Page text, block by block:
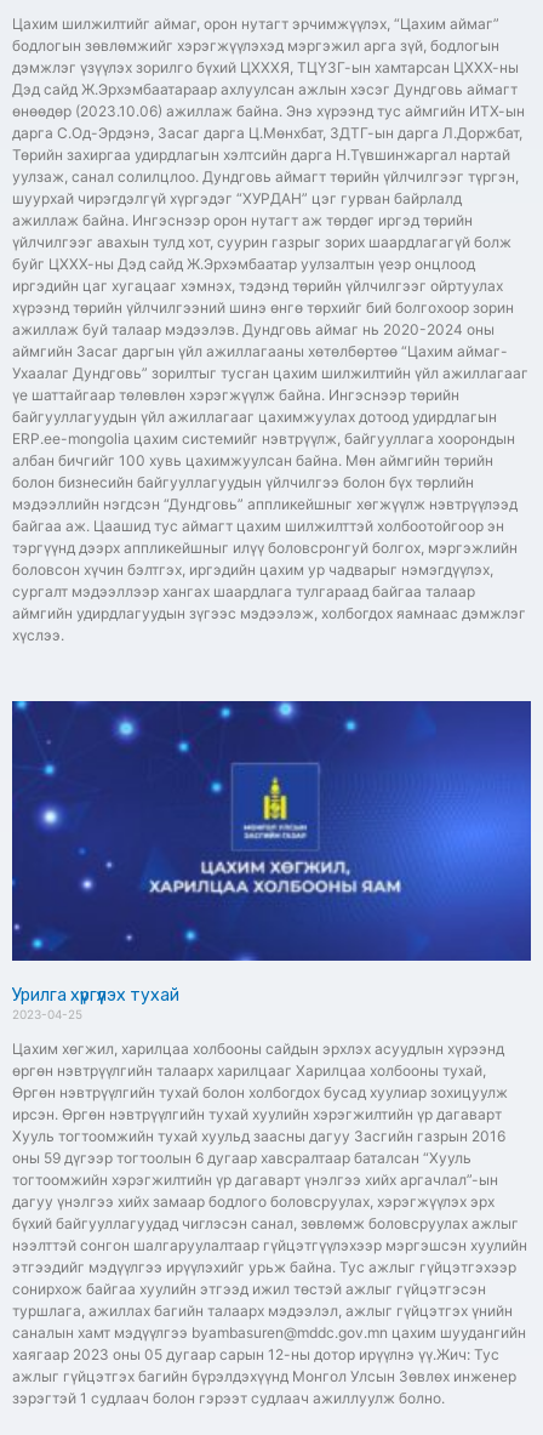
Цахим шилжилтийг аймаг, орон нутагт эрчимжүүлэх, “Цахим аймаг”
бодлогын зөвлөмжийг хэрэгжүүлэхэд мэргэжил арга зүй, бодлогын
дэмжлэг үзүүлэх зорилго бүхий ЦХХХЯ, ТЦҮЗГ-ын хамтарсан ЦХХХ-ны
Дэд сайд Ж.Эрхэмбаатараар ахлуулсан ажлын хэсэг Дундговь аймагт
өнөөдөр (2023.10.06) ажиллаж байна. Энэ хүрээнд тус аймгийн ИТХ-ын
дарга С.Од-Эрдэнэ, Засаг дарга Ц.Мөнхбат, ЗДТГ-ын дарга Л.Доржбат,
Төрийн захиргаа удирдлагын хэлтсийн дарга Н.Түвшинжаргал нартай
уулзаж, санал солилцлоо. Дундговь аймагт төрийн үйлчилгээг түргэн,
шуурхай чирэгдэлгүй хүргэдэг “ХУРДАН” цэг гурван байрлалд
ажиллаж байна. Ингэснээр орон нутагт аж төрдөг иргэд төрийн
үйлчилгээг авахын тулд хот, суурин газрыг зорих шаардлагагүй болж
буйг ЦХХХ-ны Дэд сайд Ж.Эрхэмбаатар уулзалтын үеэр онцлоод
иргэдийн цаг хугацааг хэмнэх, тэдэнд төрийн үйлчилгээг ойртуулах
хүрээнд төрийн үйлчилгээний шинэ өнгө төрхийг бий болгохоор зорин
ажиллаж буй талаар мэдээлэв. Дундговь аймаг нь 2020-2024 оны
аймгийн Засаг даргын үйл ажиллагааны хөтөлбөртөө “Цахим аймаг-
Ухаалаг Дундговь” зорилтыг тусган цахим шилжилтийн үйл ажиллагааг
үе шаттайгаар төлөвлөн хэрэгжүүлж байна. Ингэснээр төрийн
байгууллагуудын үйл ажиллагааг цахимжуулах дотоод удирдлагын
ERP.ee-mongolia цахим системийг нэвтрүүлж, байгууллага хоорондын
албан бичгийг 100 хувь цахимжуулсан байна. Мөн аймгийн төрийн
болон бизнесийн байгууллагуудын үйлчилгээ болон бүх төрлийн
мэдээллийн нэгдсэн “Дундговь” аппликейшныг хөгжүүлж нэвтрүүлээд
байгаа аж. Цаашид тус аймагт цахим шилжилттэй холбоотойгоор эн
тэргүүнд дээрх аппликейшныг илүү боловсронгуй болгох, мэргэжлийн
боловсон хүчин бэлтгэх, иргэдийн цахим ур чадварыг нэмэгдүүлэх,
сургалт мэдээллээр хангах шаардлага тулгараад байгаа талаар
аймгийн удирдлагуудын зүгээс мэдээлэж, холбогдох яамнаас дэмжлэг
хүслээ.
Урилга хүргүүлэх тухай
2023-04-25
Цахим хөгжил, харилцаа холбооны сайдын эрхлэх асуудлын хүрээнд
өргөн нэвтрүүлгийн талаарх харилцааг Харилцаа холбооны тухай,
Өргөн нэвтрүүлгийн тухай болон холбогдох бусад хуулиар зохицуулж
ирсэн. Өргөн нэвтрүүлгийн тухай хуулийн хэрэгжилтийн үр дагаварт
Хууль тогтоомжийн тухай хуульд заасны дагуу Засгийн газрын 2016
оны 59 дүгээр тогтоолын 6 дугаар хавсралтаар баталсан “Хууль
тогтоомжийн хэрэгжилтийн үр дагаварт үнэлгээ хийх аргачлал”-ын
дагуу үнэлгээ хийх замаар бодлого боловсруулах, хэрэгжүүлэх эрх
бүхий байгууллагуудад чиглэсэн санал, зөвлөмж боловсруулах ажлыг
нээлттэй сонгон шалгаруулалтаар гүйцэтгүүлэхээр мэргэшсэн хуулийн
этгээдийг мэдүүлгээ ирүүлэхийг урьж байна. Тус ажлыг гүйцэтгэхээр
сонирхож байгаа хуулийн этгээд ижил төстэй ажлыг гүйцэтгэсэн
туршлага, ажиллах багийн талаарх мэдээлэл, ажлыг гүйцэтгэх үнийн
саналын хамт мэдүүлгээ byambasuren@mddc.gov.mn цахим шуудангийн
хаягаар 2023 оны 05 дугаар сарын 12-ны дотор ирүүлнэ үү.Жич: Тус
ажлыг гүйцэтгэх багийн бүрэлдэхүүнд Монгол Улсын Зөвлөх инженер
зэрэгтэй 1 судлаач болон гэрээт судлаач ажиллуулж болно.